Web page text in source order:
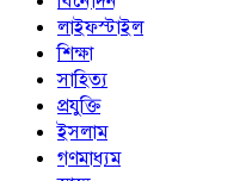
লাইফস্টাইল
শিক্ষা
সাহিত্য
প্রযুক্তি
ইসলাম
গণমাধ্যম